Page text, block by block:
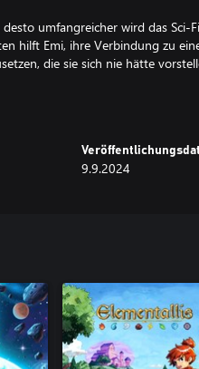
umfangreicher wird das Sci-
hilft Emi, ihre Verbindung zu
die sie sich nie hätte
unverwechselbarem Stil aus
Karte ermöglicht
Emi von tristen Bürogebäuden
Winkel des
und ihre eigene persönliche
9.9.2024